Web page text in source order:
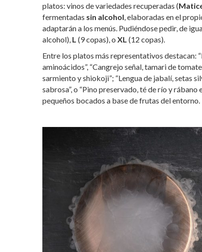
platos: vinos de variedades recuperadas (
fermentadas sin alcohol , elaboradas en el
adaptarán a los menús. Pudiéndose pedir, de
alcohol), L (9 copas), o XL (12 copas).
Entre los platos más representativos destacan:
aminoácidos”, “Cangrejo señal, tamari de
sarmiento y shiokoji”; “Lengua de jabalí, setas
sabrosa”, o “Pino preservado, té de río y
pequeños bocados a base de frutas del entorno.